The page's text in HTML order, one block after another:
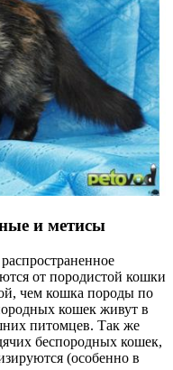
и метисы
от породистой кошки
чем кошка породы по
кошек живут в
питомцев. Так же
беспородных кошек,
(особенно в